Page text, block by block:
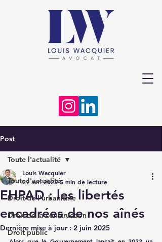
Post
Toute l'actualité
Droit de l'urbanisme
Droit de la construction
Droit public
Toute l'actualité
EHPAD : les libertés
encadrées de nos aînés
Louis Wacquier
29 avr. 2025 5 min de lecture
Dernière mise à jour : 2 juin 2025